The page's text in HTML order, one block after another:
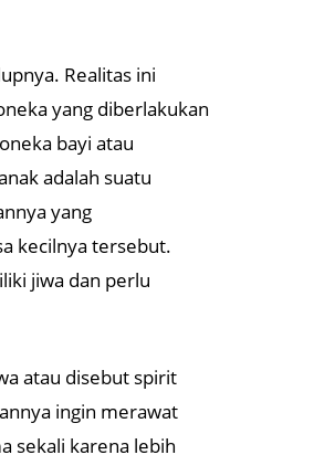
Realitas ini
yang diberlakukan
bayi atau
adalah suatu
yang
kecilnya tersebut.
jiwa dan perlu
atau disebut spirit
ingin merawat
sekali karena lebih